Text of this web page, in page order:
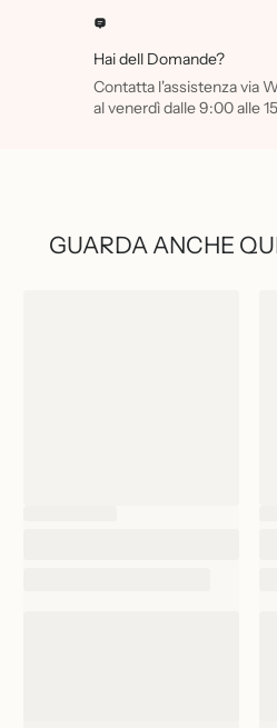
Hai dell Domande?
Contatta l'assistenza via
al venerdì dalle 9:00 alle
GUARDA ANCHE